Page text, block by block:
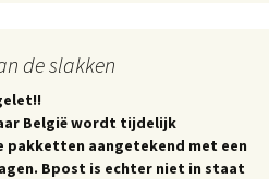
de slakken
België wordt tijdelijk
pakketten aangetekend met een
Bpost is echter niet in staat